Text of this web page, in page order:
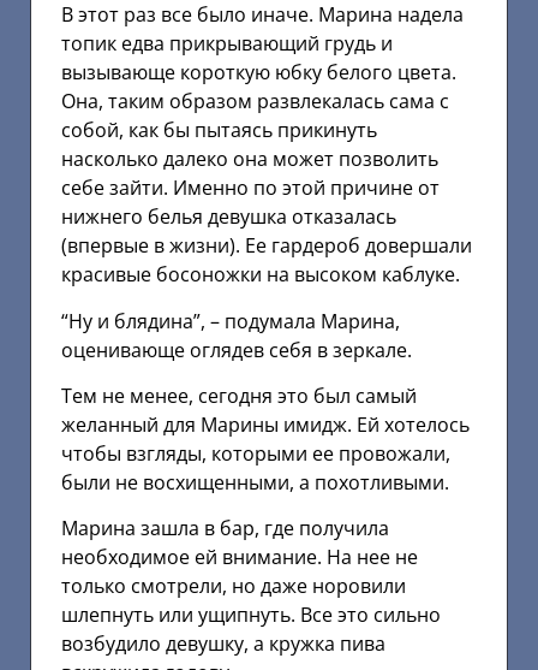
В этот раз все было иначе. Марина надела
топик едва прикрывающий грудь и
вызывающе короткую юбку белого цвета.
Она, таким образом развлекалась сама с
собой, как бы пытаясь прикинуть
насколько далеко она может позволить
себе зайти. Именно по этой причине от
нижнего белья девушка отказалась
(впервые в жизни). Ее гардероб довершали
красивые босоножки на высоком каблуке.
“Ну и блядина”, – подумала Марина,
оценивающе оглядев себя в зеркале.
Тем не менее, сегодня это был самый
желанный для Марины имидж. Ей хотелось
чтобы взгляды, которыми ее провожали,
были не восхищенными, а похотливыми.
Марина зашла в бар, где получила
необходимое ей внимание. На нее не
только смотрели, но даже норовили
шлепнуть или ущипнуть. Все это сильно
возбудило девушку, а кружка пива